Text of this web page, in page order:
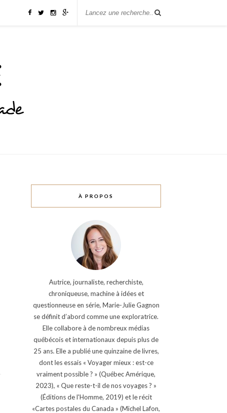
À PROPOS
Autrice, journaliste, recherchiste,
chroniqueuse, machine à idées et
questionneuse en série, Marie-Julie Gagnon
se définit d’abord comme une exploratrice.
Elle collabore à de nombreux médias
québécois et internationaux depuis plus de
25 ans. Elle a publié une quinzaine de livres,
dont les essais « Voyager mieux : est-ce
vraiment possible ? » (Québec Amérique,
2023), « Que reste-t-il de nos voyages ? »
(Éditions de l'Homme, 2019) et le récit
«Cartes postales du Canada » (Michel Lafon,